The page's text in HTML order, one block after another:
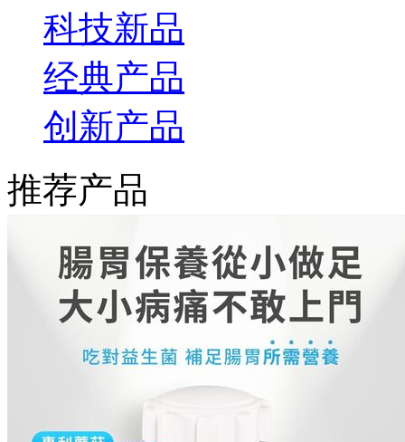
科技新品
经典产品
创新产品
推荐产品